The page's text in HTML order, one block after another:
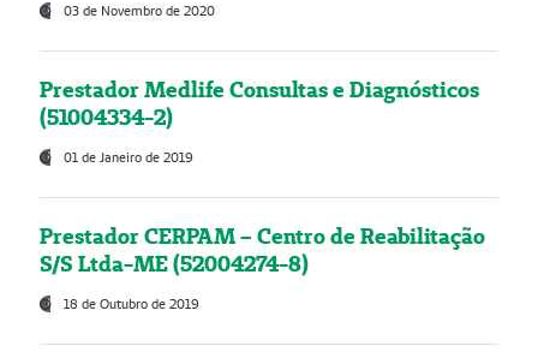
03 de Novembro de 2020
Prestador Medlife Consultas e Diagnósticos
(51004334-2)
01 de Janeiro de 2019
Prestador CERPAM – Centro de Reabilitação
S/S Ltda-ME (52004274-8)
18 de Outubro de 2019